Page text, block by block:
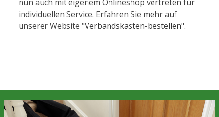
nun auch mit eigenem Onlineshop vertreten für
individuellen Service. Erfahren Sie mehr auf
unserer Website "Verbandskasten-bestellen".